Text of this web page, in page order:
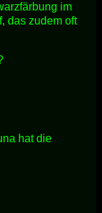
im
das zudem oft
hat die